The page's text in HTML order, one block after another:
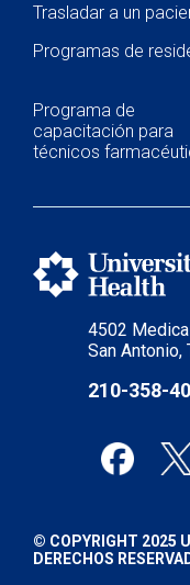
4502
San Antonio,
210-358-
Trasladar a un
Programas de
Programa de
capacitación para
técnicos
© COPYRIGHT 2025
DERECHOS